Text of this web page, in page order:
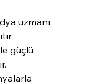
uzmanı,
güçlü